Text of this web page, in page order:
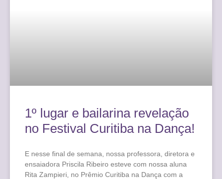
1º lugar e bailarina revelação
no Festival Curitiba na Dança!
E nesse final de semana, nossa professora, diretora e
ensaiadora Priscila Ribeiro esteve com nossa aluna
Rita Zampieri, no Prêmio Curitiba na Dança com a